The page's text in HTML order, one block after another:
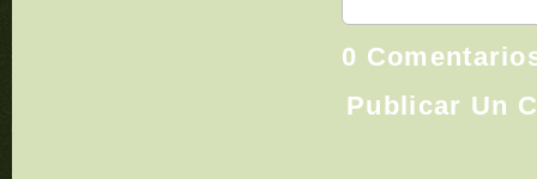
0
Publicar Un